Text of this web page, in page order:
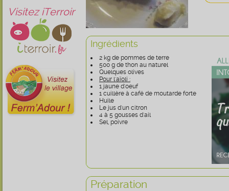
Visitez iTerroir
Ingrédients
2 kg de pommes de terre
500 g de thon au naturel
Quelques olives
Pour l'aïoli :
1 jaune d'oeuf
1 cuillère à café de moutarde forte
Huile
Le jus d'un citron
4 à 5 gousses d'ail
Sel, poivre
Préparation